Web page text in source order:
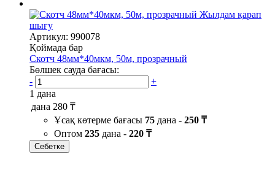
Жылдам қарап
шығу
Артикул: 990078
Қоймада бар
Скотч 48мм*40мкм, 50м, прозрачный
Бөлшек сауда бағасы:
-
+
1 дана
дана 280 ₸
Ұсақ көтерме бағасы 75 дана - 250 ₸
Оптом 235 дана - 220 ₸
Себетке